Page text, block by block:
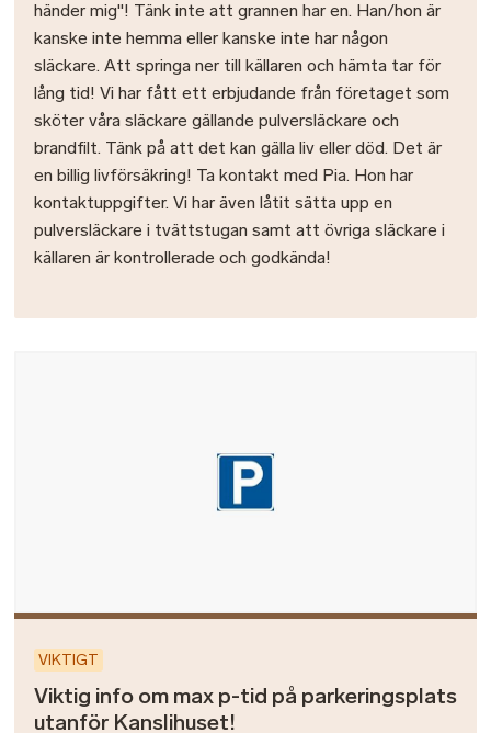
händer mig"! Tänk inte att grannen har en. Han/hon är
kanske inte hemma eller kanske inte har någon
släckare. Att springa ner till källaren och hämta tar för
lång tid! Vi har fått ett erbjudande från företaget som
sköter våra släckare gällande pulversläckare och
brandfilt. Tänk på att det kan gälla liv eller död. Det är
en billig livförsäkring! Ta kontakt med Pia. Hon har
kontaktuppgifter. Vi har även låtit sätta upp en
pulversläckare i tvättstugan samt att övriga släckare i
källaren är kontrollerade och godkända!
VIKTIGT
Viktig info om max p-tid på parkeringsplats
utanför Kanslihuset!